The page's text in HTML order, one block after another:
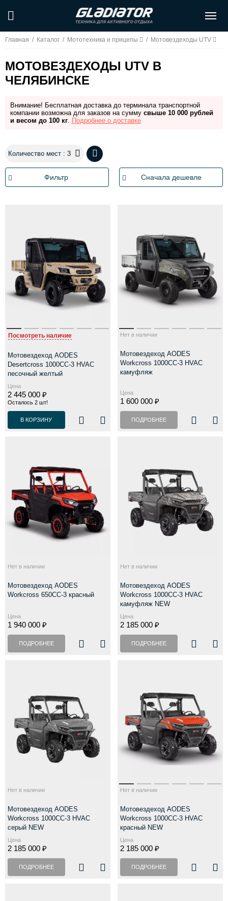
Главная / Каталог / Мототехника и прицепы / Мотовездеходы UTV
МОТОВЕЗДЕХОДЫ UTV В
ЧЕЛЯБИНСКЕ
Внимание! Бесплатная доставка до терминала транспортной
компании возможна для заказов на сумму свыше 10 000 рублей
и весом до 100 кг. Подробнее о доставке
Количество мест : 3
Фильтр Сначала дешевле
Посмотреть наличие
Мотовездеход AODES
Desertcross 1000CC-3 HVAC
песочный желтый
Цена
2 445 000 ₽
Осталось 2 шт!
В КОРЗИНУ
Нет в наличии
Мотовездеход AODES
Workcross 1000CC-3 HVAC
камуфляж
Цена
1 600 000 ₽
ПОДРОБНЕЕ
Нет в наличии
Мотовездеход AODES
Workcross 650CC-3 красный
Цена
1 940 000 ₽
ПОДРОБНЕЕ
Нет в наличии
Мотовездеход AODES
Workcross 1000CC-3 HVAC
камуфляж NEW
Цена
2 185 000 ₽
ПОДРОБНЕЕ
Нет в наличии
Мотовездеход AODES
Workcross 1000CC-3 HVAC
серый NEW
Цена
2 185 000 ₽
ПОДРОБНЕЕ
Нет в наличии
Мотовездеход AODES
Workcross 1000CC-3 HVAC
красный NEW
Цена
2 185 000 ₽
ПОДРОБНЕЕ